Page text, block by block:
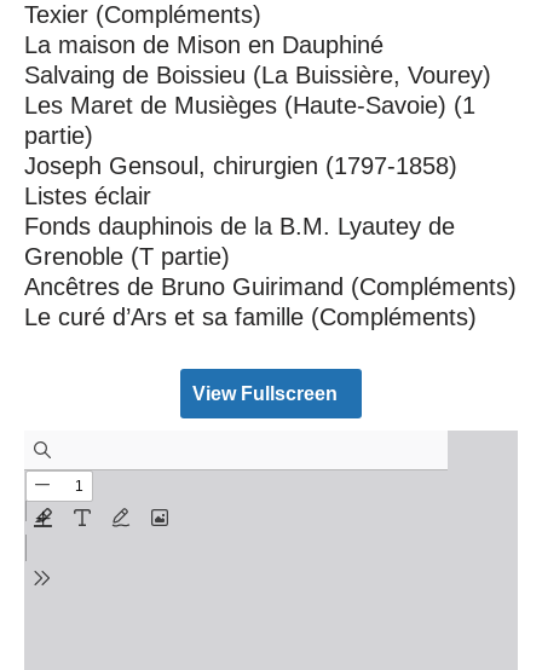
Texier (Compléments)
La maison de Mison en Dauphiné
Salvaing de Boissieu (La Buissière, Vourey)
Les Maret de Musièges (Haute-Savoie) (1
partie)
Joseph Gensoul, chirurgien (1797-1858)
Listes éclair
Fonds dauphinois de la B.M. Lyautey de
Grenoble (T partie)
Ancêtres de Bruno Guirimand (Compléments)
Le curé d’Ars et sa famille (Compléments)
View Fullscreen